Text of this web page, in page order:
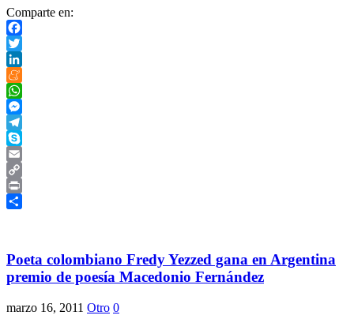
Comparte en:
Facebook
Twitter
LinkedIn
Meneame
WhatsApp
Messenger
Telegram
Skype
Email
Copy
Link
Print
Poeta colombiano Fredy Yezzed gana en Argentina
premio de poesía Macedonio Fernández
marzo 16, 2011 Otro 0